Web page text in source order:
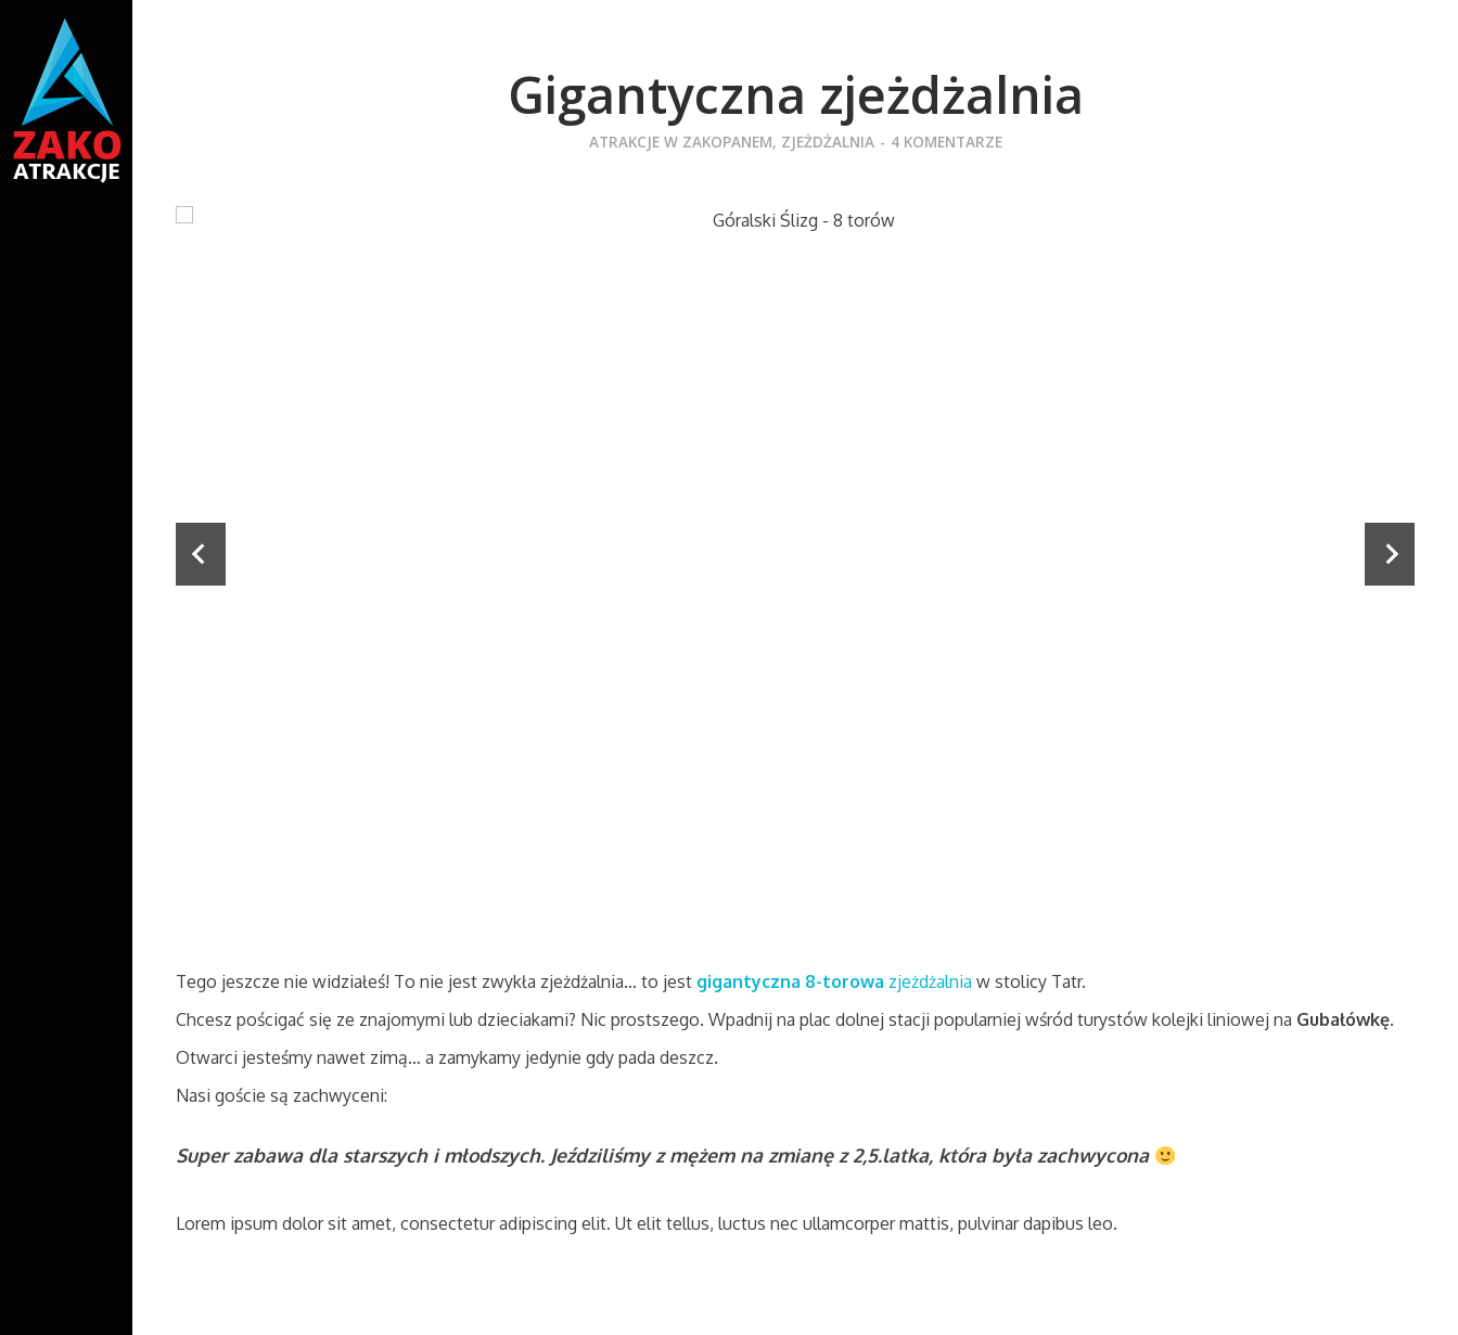
Gigantyczna zjeżdżalnia
ATRAKCJE W ZAKOPANEM, ZJEŻDŻALNIA - 4 KOMENTARZE
Tego jeszcze nie widziałeś! To nie jest zwykła zjeżdżalnia… to jest gigantyczna 8-torowa zjeżdżalnia w stolicy Tatr.
Chcesz pościgać się ze znajomymi lub dzieciakami? Nic prostszego. Wpadnij na plac dolnej stacji popularniej wśród turystów kolejki liniowej na Gubałówkę.
Otwarci jesteśmy nawet zimą… a zamykamy jedynie gdy pada deszcz.
Nasi goście są zachwyceni:
Super zabawa dla starszych i młodszych. Jeździliśmy z mężem na zmianę z 2,5.latka, która była zachwycona
Lorem ipsum dolor sit amet, consectetur adipiscing elit. Ut elit tellus, luctus nec ullamcorper mattis, pulvinar dapibus leo.